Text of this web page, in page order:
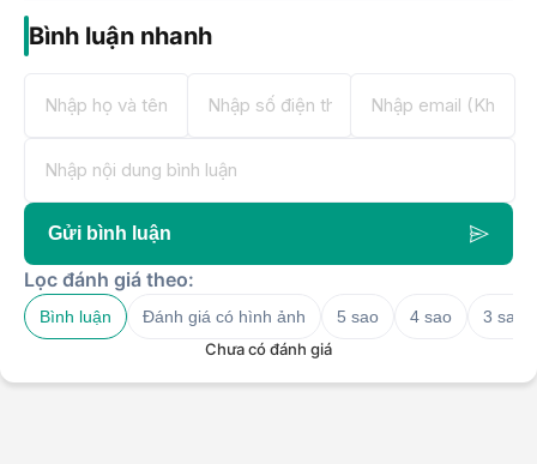
Bình luận nhanh
Gửi bình luận
Lọc đánh giá theo:
Bình luận Đánh giá có hình ảnh 5 sao 4 sao
3 sao
Chưa có đánh giá